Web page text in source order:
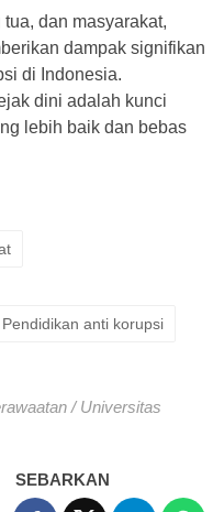
dan masyarakat,
dampak signifikan
di Indonesia.
dini adalah kunci
lebih baik dan bebas
Pendidikan anti korupsi
/ Universitas
SEBARKAN